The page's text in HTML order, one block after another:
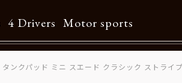
4 Drivers Motor sports
タンクパッド ミニ スエード クラシック ストライプ